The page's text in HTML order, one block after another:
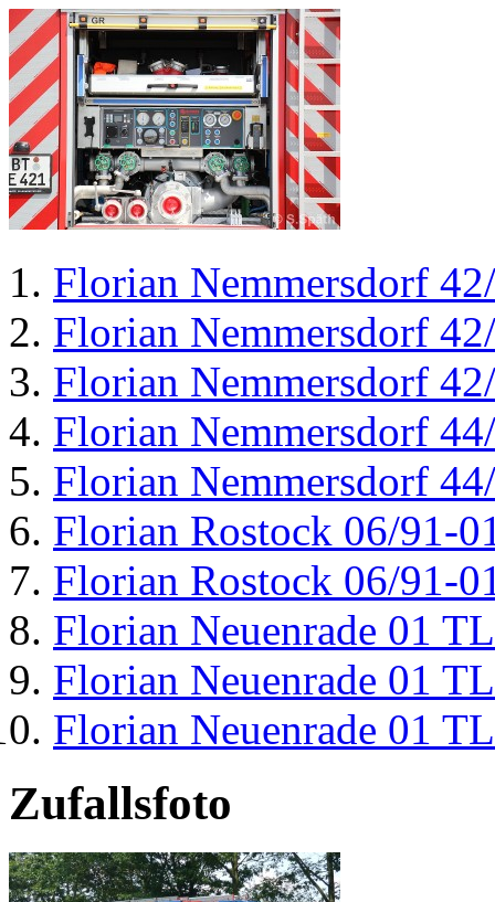
Florian Nemmersdorf
Florian Nemmersdorf
Florian Nemmersdorf
Florian Nemmersdorf
Florian Nemmersdorf
Florian Rostock 06/91-
Florian Rostock 06/91-
Florian Neuenrade 01
Florian Neuenrade 01
Florian Neuenrade 01
Zufallsfoto